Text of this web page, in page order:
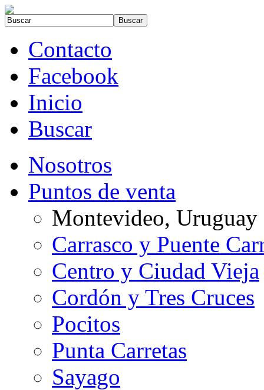
Contacto
Facebook
Inicio
Buscar
Nosotros
Puntos de venta
Montevideo, Uruguay
Carrasco y Puente
Centro y Ciudad Vieja
Cordón y Tres Cruces
Pocitos
Punta Carretas
Sayago